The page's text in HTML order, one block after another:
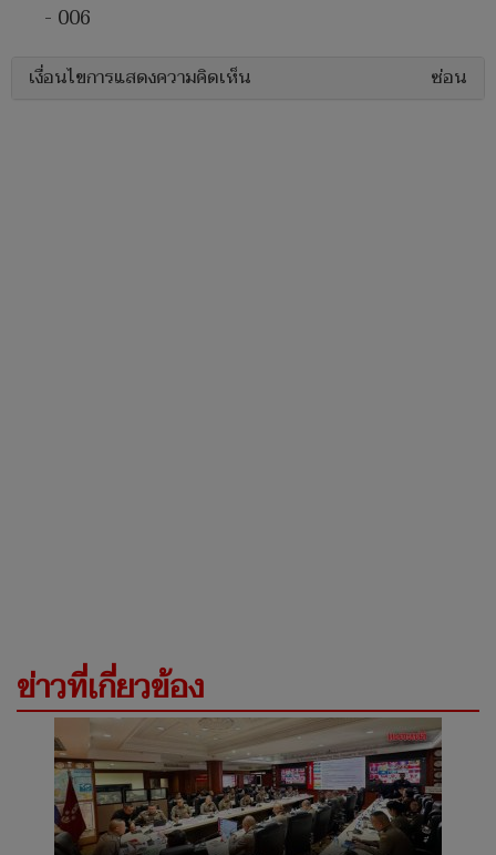
- 006
เงื่อนไขการแสดงความคิดเห็น ซ่อน
ข่าวที่เกี่ยวข้อง